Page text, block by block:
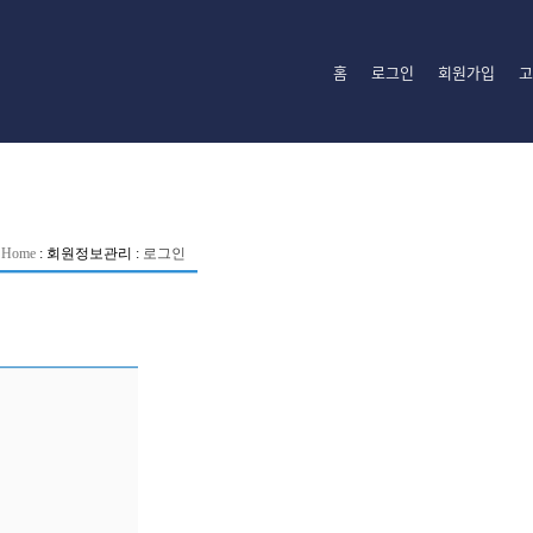
홈 로그인 회원가입
Home : 회원정보관리 : 로그인